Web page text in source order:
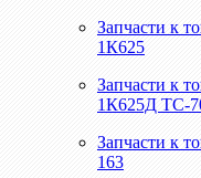
Запчасти к
1К625
Запчасти к
1К625Д ТС-
Запчасти к
163